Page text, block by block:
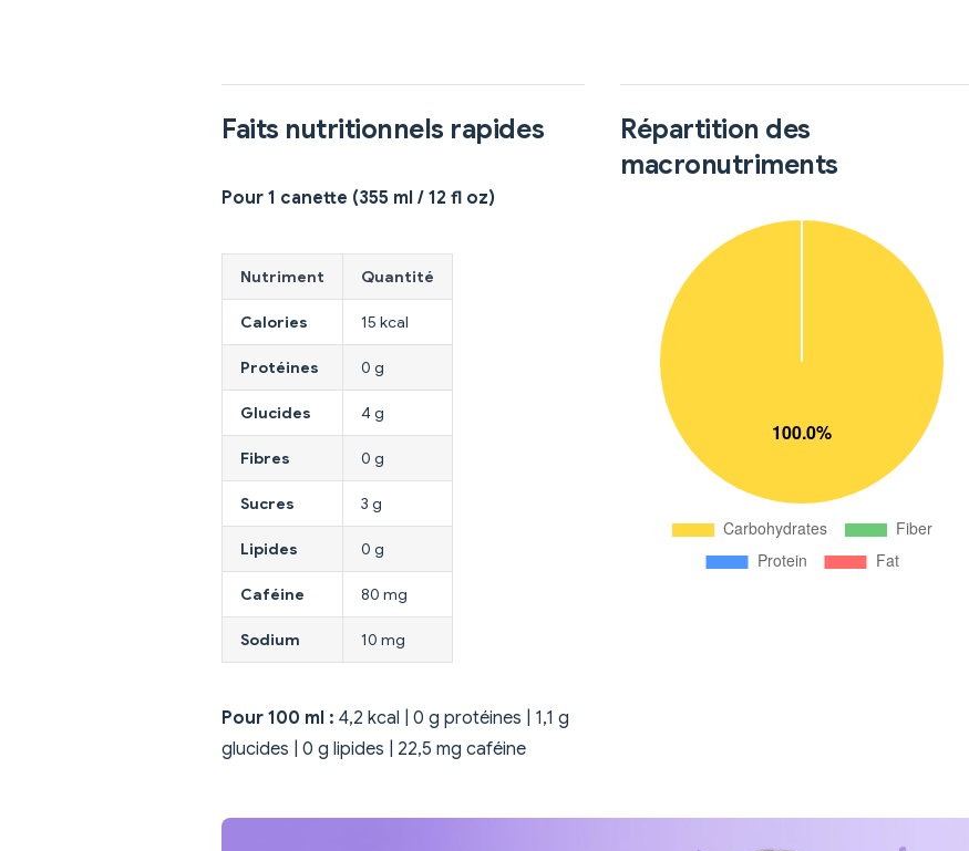
Faits nutritionnels rapides
Pour 1 canette (355 ml / 12 fl oz)
Nutriment Quantité
Calories 15 kcal
Protéines 0 g
Glucides 4 g
Fibres 0 g
Sucres 3 g
Lipides 0 g
Caféine 80 mg
Sodium 10 mg
Pour 100 ml : 4,2 kcal | 0 g protéines | 1,1 g
glucides | 0 g lipides | 22,5 mg caféine
Répartition des
macronutriments